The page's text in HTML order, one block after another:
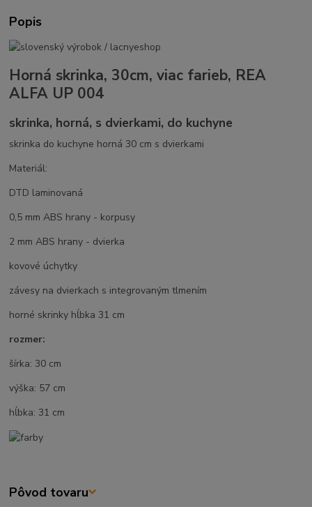
Popis
Horná skrinka, 30cm, viac farieb, REA
ALFA UP 004
skrinka, horná, s dvierkami, do kuchyne
skrinka do kuchyne horná 30 cm s dvierkami
Materiál:
DTD laminovaná
0,5 mm ABS hrany - korpusy
2 mm ABS hrany - dvierka
kovové úchytky
závesy na dvierkach s integrovaným tlmením
horné skrinky hĺbka 31 cm
rozmer:
šírka: 30 cm
výška: 57 cm
hĺbka: 31 cm
Pôvod tovaru